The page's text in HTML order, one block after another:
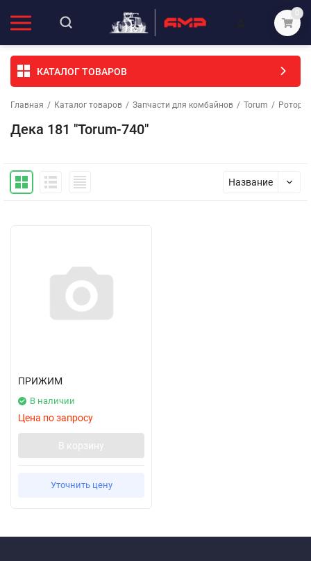
0
КАТАЛОГ ТОВАРОВ
Главная / Каталог товаров / Запчасти для комбайнов / Torum / Ротор
Дека 181 "Torum-740"
Название
ПРИЖИМ
В наличии
Цена по запросу
В корзину
Уточнить цену